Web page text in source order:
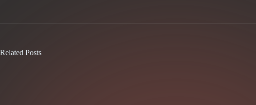
Related Posts